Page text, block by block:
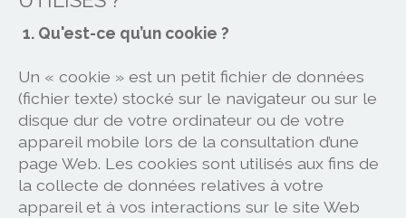
1. Qu'est-ce qu’un cookie ?
Un « cookie » est un petit fichier de données
(fichier texte) stocké sur le navigateur ou sur le
disque dur de votre ordinateur ou de votre
appareil mobile lors de la consultation d’une
page Web. Les cookies sont utilisés aux fins de
la collecte de données relatives à votre
appareil et à vos interactions sur le site Web